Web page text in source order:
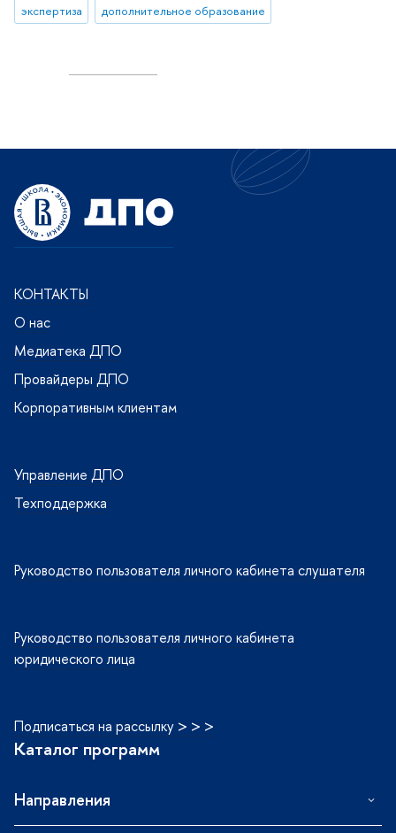
экспертиза дополнительное образование
КОНТАКТЫ
О нас
Медиатека ДПО
Провайдеры ДПО
Корпоративным клиентам
Управление ДПО
Техподдержка
Руководство пользователя личного кабинета слушателя
Руководство пользователя личного кабинета
юридического лица
Подписаться на рассылку > > >
Каталог программ
Направления